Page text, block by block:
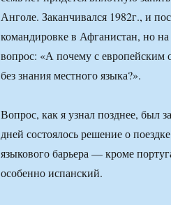
Анголе. Заканчивался 1982г., и
командировке в Афганистан, но на
вопрос: «А почему с
без знания местного языка?».
Вопрос, как я узнал позднее, был
дней состоялось решение о
языкового барьера — кроме
особенно испанский.